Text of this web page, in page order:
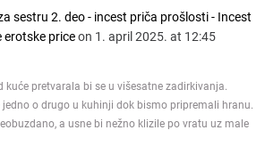
sestru 2. deo - incest priča prošlosti - Incest
erotske priceon 1. april 2025. at 12:45
kuće pretvarala bi se u višesatne zadirkivanja.
o drugo u kuhinji dok bismo pripremali hranu.
a usne bi nežno klizile po vratu uz male